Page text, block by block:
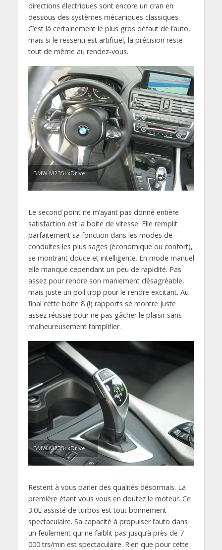
directions électriques sont encore un cran en
dessous des systèmes mécaniques classiques.
C’est là certainement le plus gros défaut de l’auto,
mais si le ressenti est artificiel, la précision reste
tout de même au rendez-vous.
BMW M235i xDrive
Le second point ne m’ayant pas donné entière
satisfaction est la boite de vitesse. Elle remplit
parfaitement sa fonction dans les modes de
conduites les plus sages (économique ou confort),
se montrant douce et intelligente. En mode manuel
elle manque cependant un peu de rapidité. Pas
assez pour rendre son maniement désagréable,
mais juste un poil trop pour le rendre excitant. Au
final cette boite 8 (!) rapports se montre juste
assez réussie pour ne pas gâcher le plaisir sans
malheureusement l’amplifier.
BMW M235i xDrive
Restent à vous parler des qualités désormais. La
première étant vous vous en doutez le moteur. Ce
3.0L assisté de turbos est tout bonnement
spectaculaire. Sa capacité à propulser l’auto dans
un feulement qui ne faiblit pas jusqu’à près de 7
000 trs/min est spectaculaire. Rien que pour cette